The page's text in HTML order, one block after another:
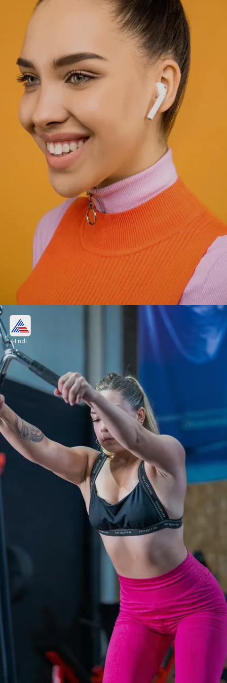
आजकल अधिकतर लोग इयरबड्स या एयरपॉड्स का इस्तेमाल
करते हैं। ये आपको आसानी से ₹1500 से लेकर 20-25000 तक
के मिल जाएंगे। आप बजट के अनुसार बोट से लेकर एप्पल तक के
एयरपॉड्स ले सकते हैं।
Image credits: pexels
Hindi